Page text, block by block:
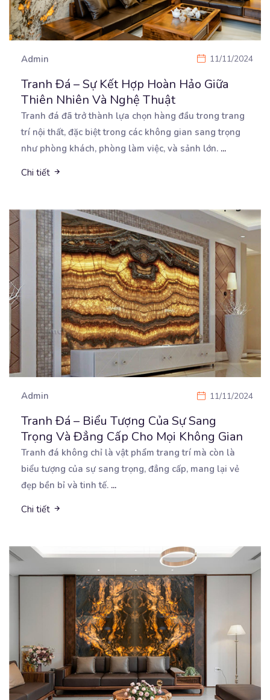
Admin 11/11/2024
Tranh Đá – Sự Kết Hợp Hoàn Hảo Giữa
Thiên Nhiên Và Nghệ Thuật
Tranh đá đã trở thành lựa chọn hàng đầu trong trang
trí nội thất, đặc biệt trong các không gian sang trọng
như phòng khách, phòng làm việc, và sảnh lớn. ...
Chi tiết
Admin 11/11/2024
Tranh Đá – Biểu Tượng Của Sự Sang
Trọng Và Đẳng Cấp Cho Mọi Không Gian
Tranh đá không chỉ là vật phẩm trang trí mà còn là
biểu tượng của sự sang trọng, đẳng cấp, mang lại vẻ
đẹp bền bỉ và tinh tế. ...
Chi tiết